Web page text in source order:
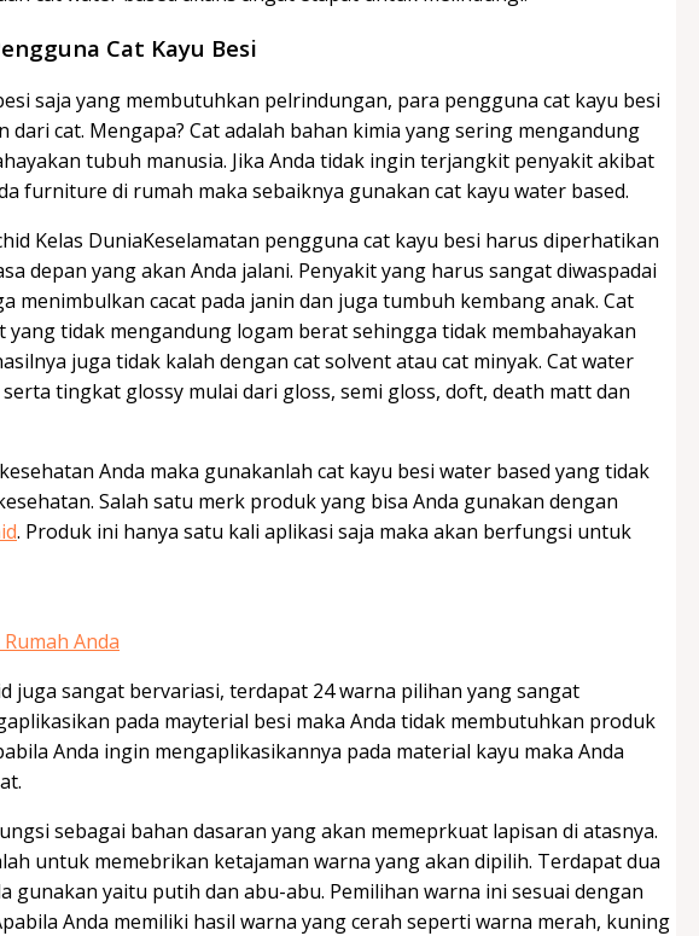
Cat Kayu Besi
saja yang membutuhkan pelrindungan, para pengguna cat kayu besi
cat. Mengapa? Cat adalah bahan kimia yang sering mengandung
tubuh manusia. Jika Anda tidak ingin terjangkit penyakit akibat
furniture di rumah maka sebaiknya gunakan cat kayu water based.
Keselamatan pengguna cat kayu besi harus diperhatikan
depan yang akan Anda jalani. Penyakit yang harus sangat diwaspadai
menimbulkan cacat pada janin dan juga tumbuh kembang anak. Cat
yang tidak mengandung logam berat sehingga tidak membahayakan
juga tidak kalah dengan cat solvent atau cat minyak. Cat water
tingkat glossy mulai dari gloss, semi gloss, doft, death matt dan
Anda maka gunakanlah cat kayu besi water based yang tidak
Salah satu merk produk yang bisa Anda gunakan dengan
. Produk ini hanya satu kali aplikasi saja maka akan berfungsi untuk
Anda
juga sangat bervariasi, terdapat 24 warna pilihan yang sangat
pada mayterial besi maka Anda tidak membutuhkan produk
Anda ingin mengaplikasikannya pada material kayu maka Anda
sebagai bahan dasaran yang akan memeprkuat lapisan di atasnya.
untuk memebrikan ketajaman warna yang akan dipilih. Terdapat dua
gunakan yaitu putih dan abu-abu. Pemilihan warna ini sesuai dengan
Anda memiliki hasil warna yang cerah seperti warna merah, kuning